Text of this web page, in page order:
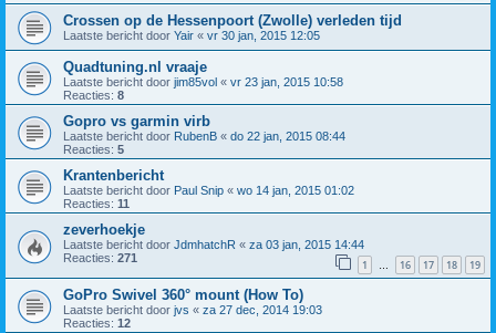
Crossen op de Hessenpoort (Zwolle) verleden tijd
Laatste bericht door Yair « vr 30 jan, 2015 12:05
Quadtuning.nl vraaje
Laatste bericht door jim85vol « vr 23 jan, 2015 10:58
Reacties: 8
Gopro vs garmin virb
Laatste bericht door RubenB « do 22 jan, 2015 08:44
Reacties: 5
Krantenbericht
Laatste bericht door Paul Snip « wo 14 jan, 2015 01:02
Reacties: 11
zeverhoekje
Laatste bericht door JdmhatchR « za 03 jan, 2015 14:44
Reacties: 271 1 … 16 17 18 19
GoPro Swivel 360° mount (How To)
Laatste bericht door jvs « za 27 dec, 2014 19:03
Reacties: 12